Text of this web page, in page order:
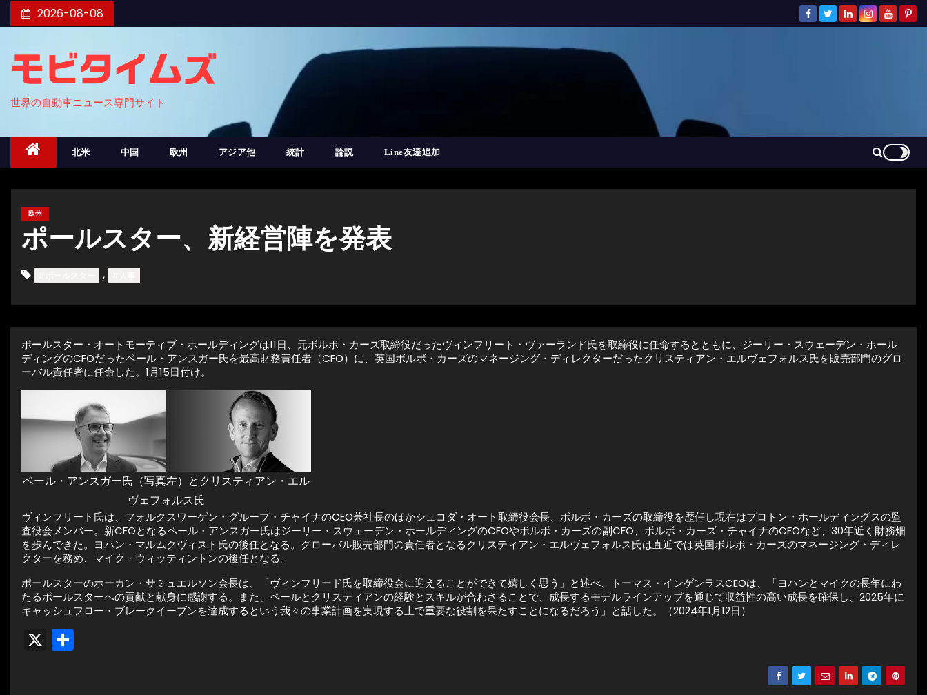
ン
2026-08-08
モビタイムズ
世界の自動車ニュース専門サイト
北米 中国 欧州 アジア他 統計 論説 Line友達追加
欧州
ポールスター、新経営陣を発表
,
ポールスター・オートモーティブ・ホールディングは11日、元ボルボ・カーズ取締役だったヴィンフリート・ヴァーランド氏を取締役に任命するとともに、ジーリー・スウェーデン・ホール
ディングのCFOだったペール・アンスガー氏を最高財務責任者（CFO）に、英国ボルボ・カーズのマネージング・ディレクターだったクリスティアン・エルヴェフォルス氏を販売部門のグロ
ーバル責任者に任命した。1月15日付け。
ペール・アンスガー氏（写真左）とクリスティアン・エル
ヴェフォルス氏
ヴィンフリート氏は、フォルクスワーゲン・グループ・チャイナのCEO兼社長のほかシュコダ・オート取締役会長、ボルボ・カーズの取締役を歴任し現在はプロトン・ホールディングスの監
査役会メンバー。新CFOとなるペール・アンスガー氏はジーリー・スウェーデン・ホールディングのCFOやボルボ・カーズの副CFO、ボルボ・カーズ・チャイナのCFOなど、30年近く財務畑
を歩んできた。ヨハン・マルムクヴィスト氏の後任となる。グローバル販売部門の責任者となるクリスティアン・エルヴェフォルス氏は直近では英国ボルボ・カーズのマネージング・ディレ
クターを務め、マイク・ウィッティントンの後任となる。
ポールスターのホーカン・サミュエルソン会長は、「ヴィンフリード氏を取締役会に迎えることができて嬉しく思う」と述べ、トーマス・インゲンラスCEOは、「ヨハンとマイクの長年にわ
たるポールスターへの貢献と献身に感謝する。また、ペールとクリスティアンの経験とスキルが合わさることで、成長するモデルラインアップを通じて収益性の高い成長を確保し、2025年に
キャッシュフロー・ブレークイーブンを達成するという我々の事業計画を実現する上で重要な役割を果たすことになるだろう」と話した。（2024年1月12日）
X